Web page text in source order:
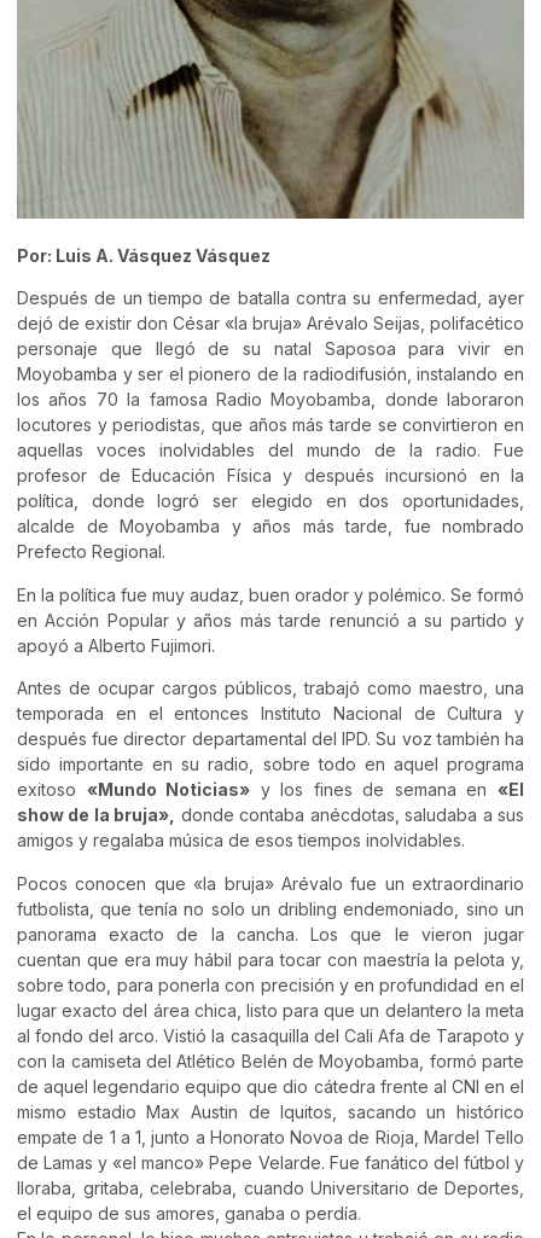
Por: Luis A. Vásquez Vásquez
Después de un tiempo de batalla contra su enfermedad, ayer
dejó de existir don César «la bruja» Arévalo Seijas, polifacético
personaje que llegó de su natal Saposoa para vivir en
Moyobamba y ser el pionero de la radiodifusión, instalando en
los años 70 la famosa Radio Moyobamba, donde laboraron
locutores y periodistas, que años más tarde se convirtieron en
aquellas voces inolvidables del mundo de la radio. Fue
profesor de Educación Física y después incursionó en la
política, donde logró ser elegido en dos oportunidades,
alcalde de Moyobamba y años más tarde, fue nombrado
Prefecto Regional.
En la política fue muy audaz, buen orador y polémico. Se formó
en Acción Popular y años más tarde renunció a su partido y
apoyó a Alberto Fujimori.
Antes de ocupar cargos públicos, trabajó como maestro, una
temporada en el entonces Instituto Nacional de Cultura y
después fue director departamental del IPD. Su voz también ha
sido importante en su radio, sobre todo en aquel programa
exitoso «Mundo Noticias» y los fines de semana en«El
show de la bruja», donde contaba anécdotas, saludaba a sus
amigos y regalaba música de esos tiempos inolvidables.
Pocos conocen que «la bruja» Arévalo fue un extraordinario
futbolista, que tenía no solo un dribling endemoniado, sino un
panorama exacto de la cancha. Los que le vieron jugar
cuentan que era muy hábil para tocar con maestría la pelota y,
sobre todo, para ponerla con precisión y en profundidad en el
lugar exacto del área chica, listo para que un delantero la meta
al fondo del arco. Vistió la casaquilla del Cali Afa de Tarapoto y
con la camiseta del Atlético Belén de Moyobamba, formó parte
de aquel legendario equipo que dio cátedra frente al CNI en el
mismo estadio Max Austin de Iquitos, sacando un histórico
empate de 1 a 1, junto a Honorato Novoa de Rioja, Mardel Tello
de Lamas y «el manco» Pepe Velarde. Fue fanático del fútbol y
lloraba, gritaba, celebraba, cuando Universitario de Deportes,
el equipo de sus amores, ganaba o perdía.